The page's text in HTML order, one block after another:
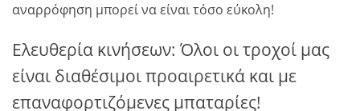
αναρρόφηση μπορεί να είναι τόσο εύκολη!
Ελευθερία κινήσεων: Όλοι οι τροχοί μας
είναι διαθέσιμοι προαιρετικά και με
επαναφορτιζόμενες μπαταρίες!